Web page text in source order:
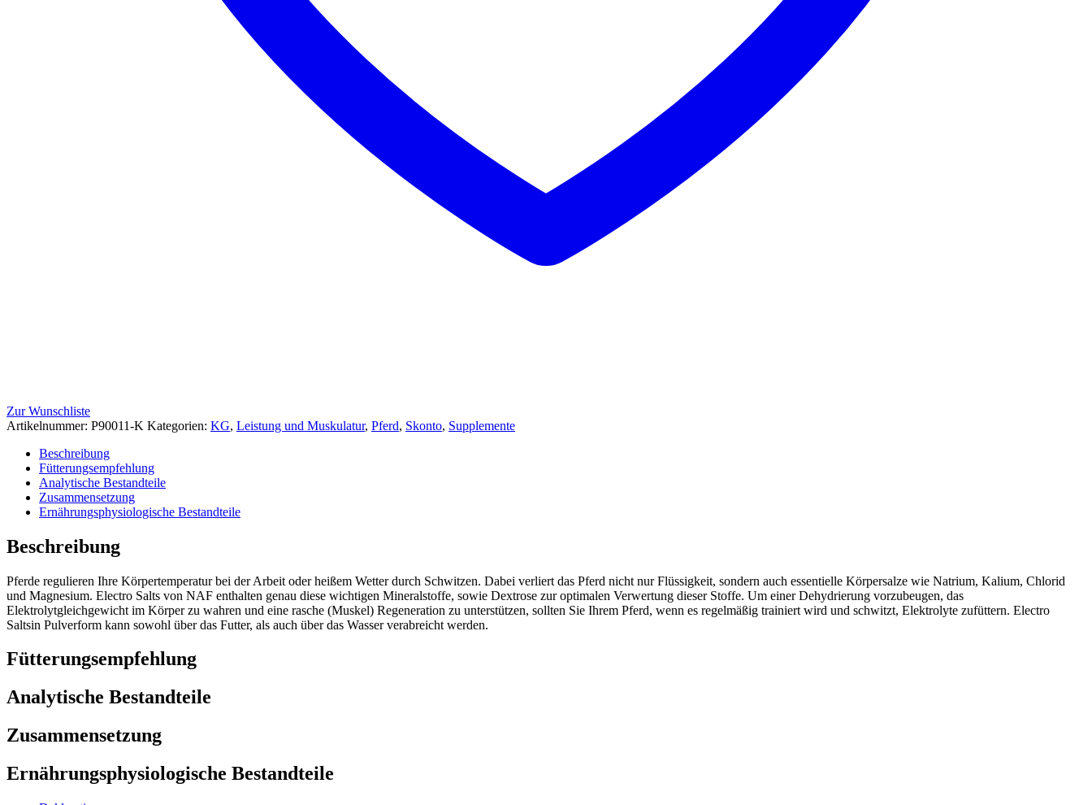
Zur Wunschliste
Artikelnummer: P90011-K Kategorien: KG, Leistung und Muskulatur, Pferd, Skonto, Supplemente
Beschreibung
Fütterungsempfehlung
Analytische Bestandteile
Zusammensetzung
Ernährungsphysiologische Bestandteile
Beschreibung
Pferde regulieren Ihre Körpertemperatur bei der Arbeit oder heißem Wetter durch Schwitzen. Dabei verliert das Pferd nicht nur Flüssigkeit, sondern auch essentielle Körpersalze wie Natrium, Kalium, Chlorid
und Magnesium. Electro Salts von NAF enthalten genau diese wichtigen Mineralstoffe, sowie Dextrose zur optimalen Verwertung dieser Stoffe. Um einer Dehydrierung vorzubeugen, das
Elektrolytgleichgewicht im Körper zu wahren und eine rasche (Muskel) Regeneration zu unterstützen, sollten Sie Ihrem Pferd, wenn es regelmäßig trainiert wird und schwitzt, Elektrolyte zufüttern. Electro
Saltsin Pulverform kann sowohl über das Futter, als auch über das Wasser verabreicht werden.
Fütterungsempfehlung
Analytische Bestandteile
Zusammensetzung
Ernährungsphysiologische Bestandteile